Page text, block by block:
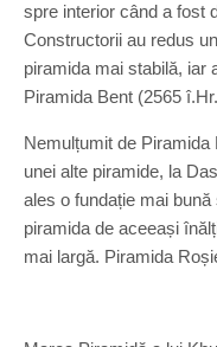
spre interior când a fost
Constructorii au redus
piramida mai stabilă, iar
Piramida Bent (2565
Nemulțumit de
unei alte piramide, la
ales o fundație mai
piramida de aceeași
mai largă. Piramida